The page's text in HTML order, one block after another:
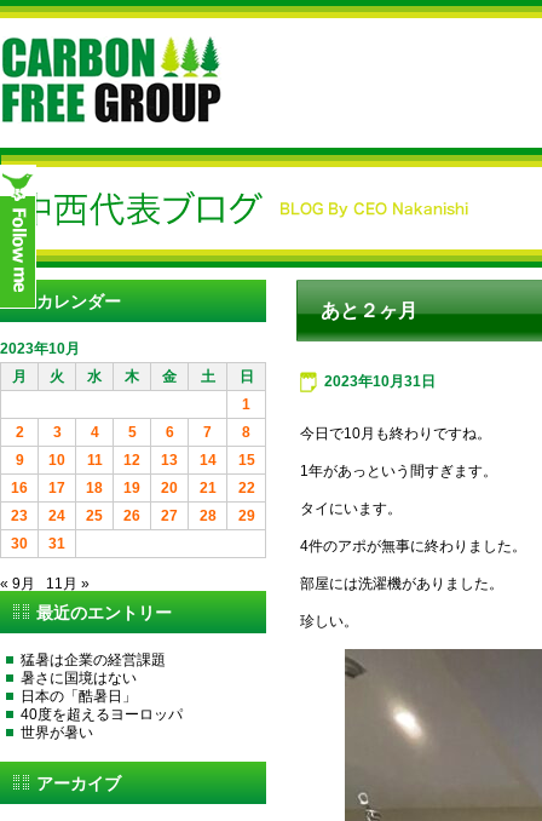
あと２ヶ月
2023年10月31日
今日で10月も終わりですね。
1年があっという間すぎます。
タイにいます。
4件のアポが無事に終わりました。
部屋には洗濯機がありました。
珍しい。
カレンダー
2023年10月
月
火 水 木 金 土
日
1
2
3 4 5 6 7
8
9
10 11 12 13 14
15
16
17 18 19 20 21
22
23
24 25 26 27 28
29
30
31
« 9月 11月 »
最近のエントリー
猛暑は企業の経営課題
暑さに国境はない
日本の「酷暑日」
40度を超えるヨーロッパ
世界が暑い
アーカイブ